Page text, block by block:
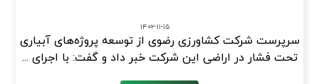
۱۴۰۲-۱۱-۱۵
سرپرست شرکت کشاورزی رضوی از توسعه پروژه‌های آبیاری
تحت فشار در اراضی این شرکت خبر داد و گفت: با اجرای ...